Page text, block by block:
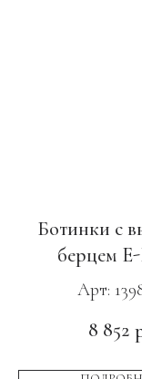
Ботинки с
берцем
SPECIAL,
с КС светло-
Арт:
8 852